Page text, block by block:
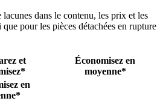
lacunes dans le contenu, les prix et les
pour les pièces détachées en rupture
et
Économisez en
moyenne*
en